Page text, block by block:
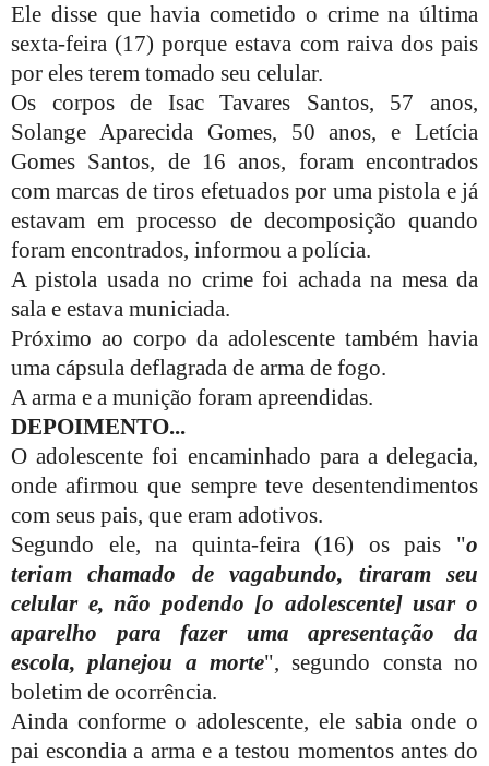
Ele disse que havia cometido o crime na última
sexta-feira (17) porque estava com raiva dos pais
por eles terem tomado seu celular.
Os corpos de Isac Tavares Santos, 57 anos,
Solange Aparecida Gomes, 50 anos, e Letícia
Gomes Santos, de 16 anos, foram encontrados
com marcas de tiros efetuados por uma pistola e já
estavam em processo de decomposição quando
foram encontrados, informou a polícia.
A pistola usada no crime foi achada na mesa da
sala e estava municiada.
Próximo ao corpo da adolescente também havia
uma cápsula deflagrada de arma de fogo.
A arma e a munição foram apreendidas.
DEPOIMENTO...
O adolescente foi encaminhado para a delegacia,
onde afirmou que sempre teve desentendimentos
com seus pais, que eram adotivos.
Segundo ele, na quinta-feira (16) os pais "o
teriam chamado de vagabundo, tiraram seu
celular e, não podendo [o adolescente] usar o
aparelho para fazer uma apresentação da
escola, planejou a morte", segundo consta no
boletim de ocorrência.
Ainda conforme o adolescente, ele sabia onde o
pai escondia a arma e a testou momentos antes do